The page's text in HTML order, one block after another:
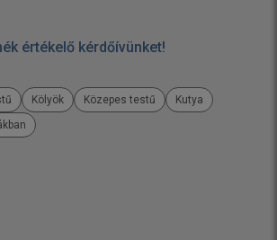
értékelő kérdőívünket!
Kölyök Közepes testű
Kutya